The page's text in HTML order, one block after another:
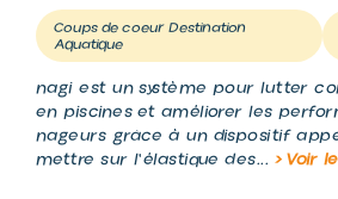
Coups de coeur Destination
Aquatique
nagi est un système pour lutter
en piscines et améliorer les
nageurs grâce à un dispositif
mettre sur l'élastique des... > Voir